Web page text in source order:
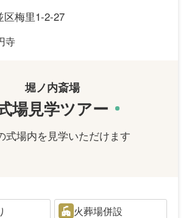
区梅里1-2-27
寺
堀ノ内斎場
場見学ツアー
式場内を見学いただけます
火葬場併設